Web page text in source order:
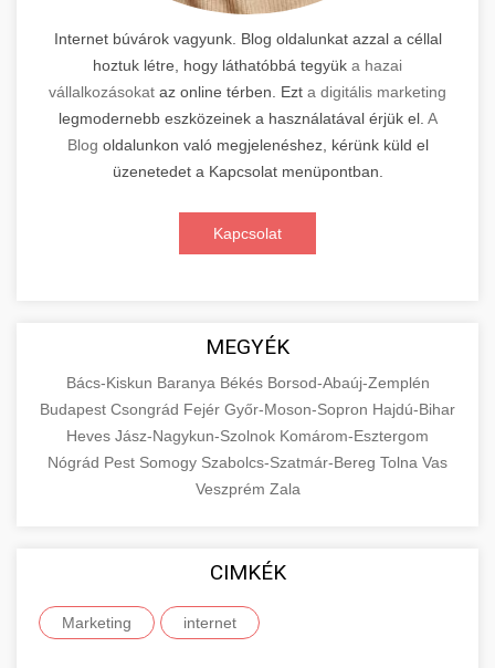
Internet búvárok vagyunk. Blog oldalunkat azzal a céllal
hoztuk létre, hogy láthatóbbá tegyük a hazai
vállalkozásokat az online térben. Ezt a digitális marketing
legmodernebb eszközeinek a használatával érjük el. A
Blog oldalunkon való megjelenéshez, kérünk küld el
üzenetedet a Kapcsolat menüpontban.
Kapcsolat
MEGYÉK
Bács-Kiskun Baranya Békés Borsod-Abaúj-Zemplén
Budapest Csongrád Fejér Győr-Moson-Sopron Hajdú-Bihar
Heves Jász-Nagykun-Szolnok Komárom-Esztergom
Nógrád Pest Somogy Szabolcs-Szatmár-Bereg Tolna Vas
Veszprém Zala
CIMKÉK
Marketing internet